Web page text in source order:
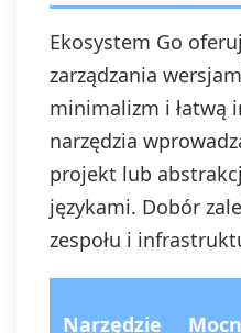
Ekosystem Go
zarządzania
minimalizm i łatwą
narzędzia
projekt lub
językami. Dobór
zespołu i
Narzędzie